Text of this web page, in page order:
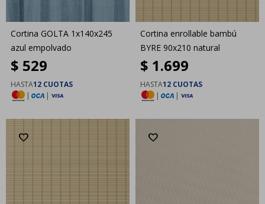
Cortina GOLTA 1x140x245
azul empolvado
$ 529
HASTA12 CUOTAS
|
|
Cortina enrollable bambú
BYRE 90x210 natural
$ 1.699
HASTA12 CUOTAS
|
|